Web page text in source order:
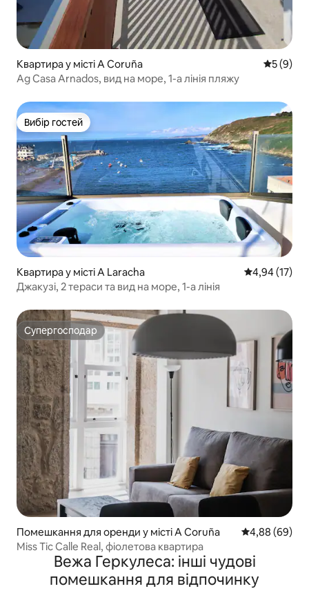
Квартира у місті A Coruña Середня
5 (9)
Ag Casa Arnados, вид на море, 1-а лінія пляжу
Вибір гостей
Вибір гостей
Квартира у місті A Laracha Середня
4,94 (17)
Джакузі, 2 тераси та вид на море, 1-а лінія
Супергосподар
Супергосподар
Помешкання для оренди у місті A Coruña Середня
4,88 (69)
Miss Tic Calle Real, фіолетова квартира
Вежа Геркулеса: інші чудові
помешкання для відпочинку